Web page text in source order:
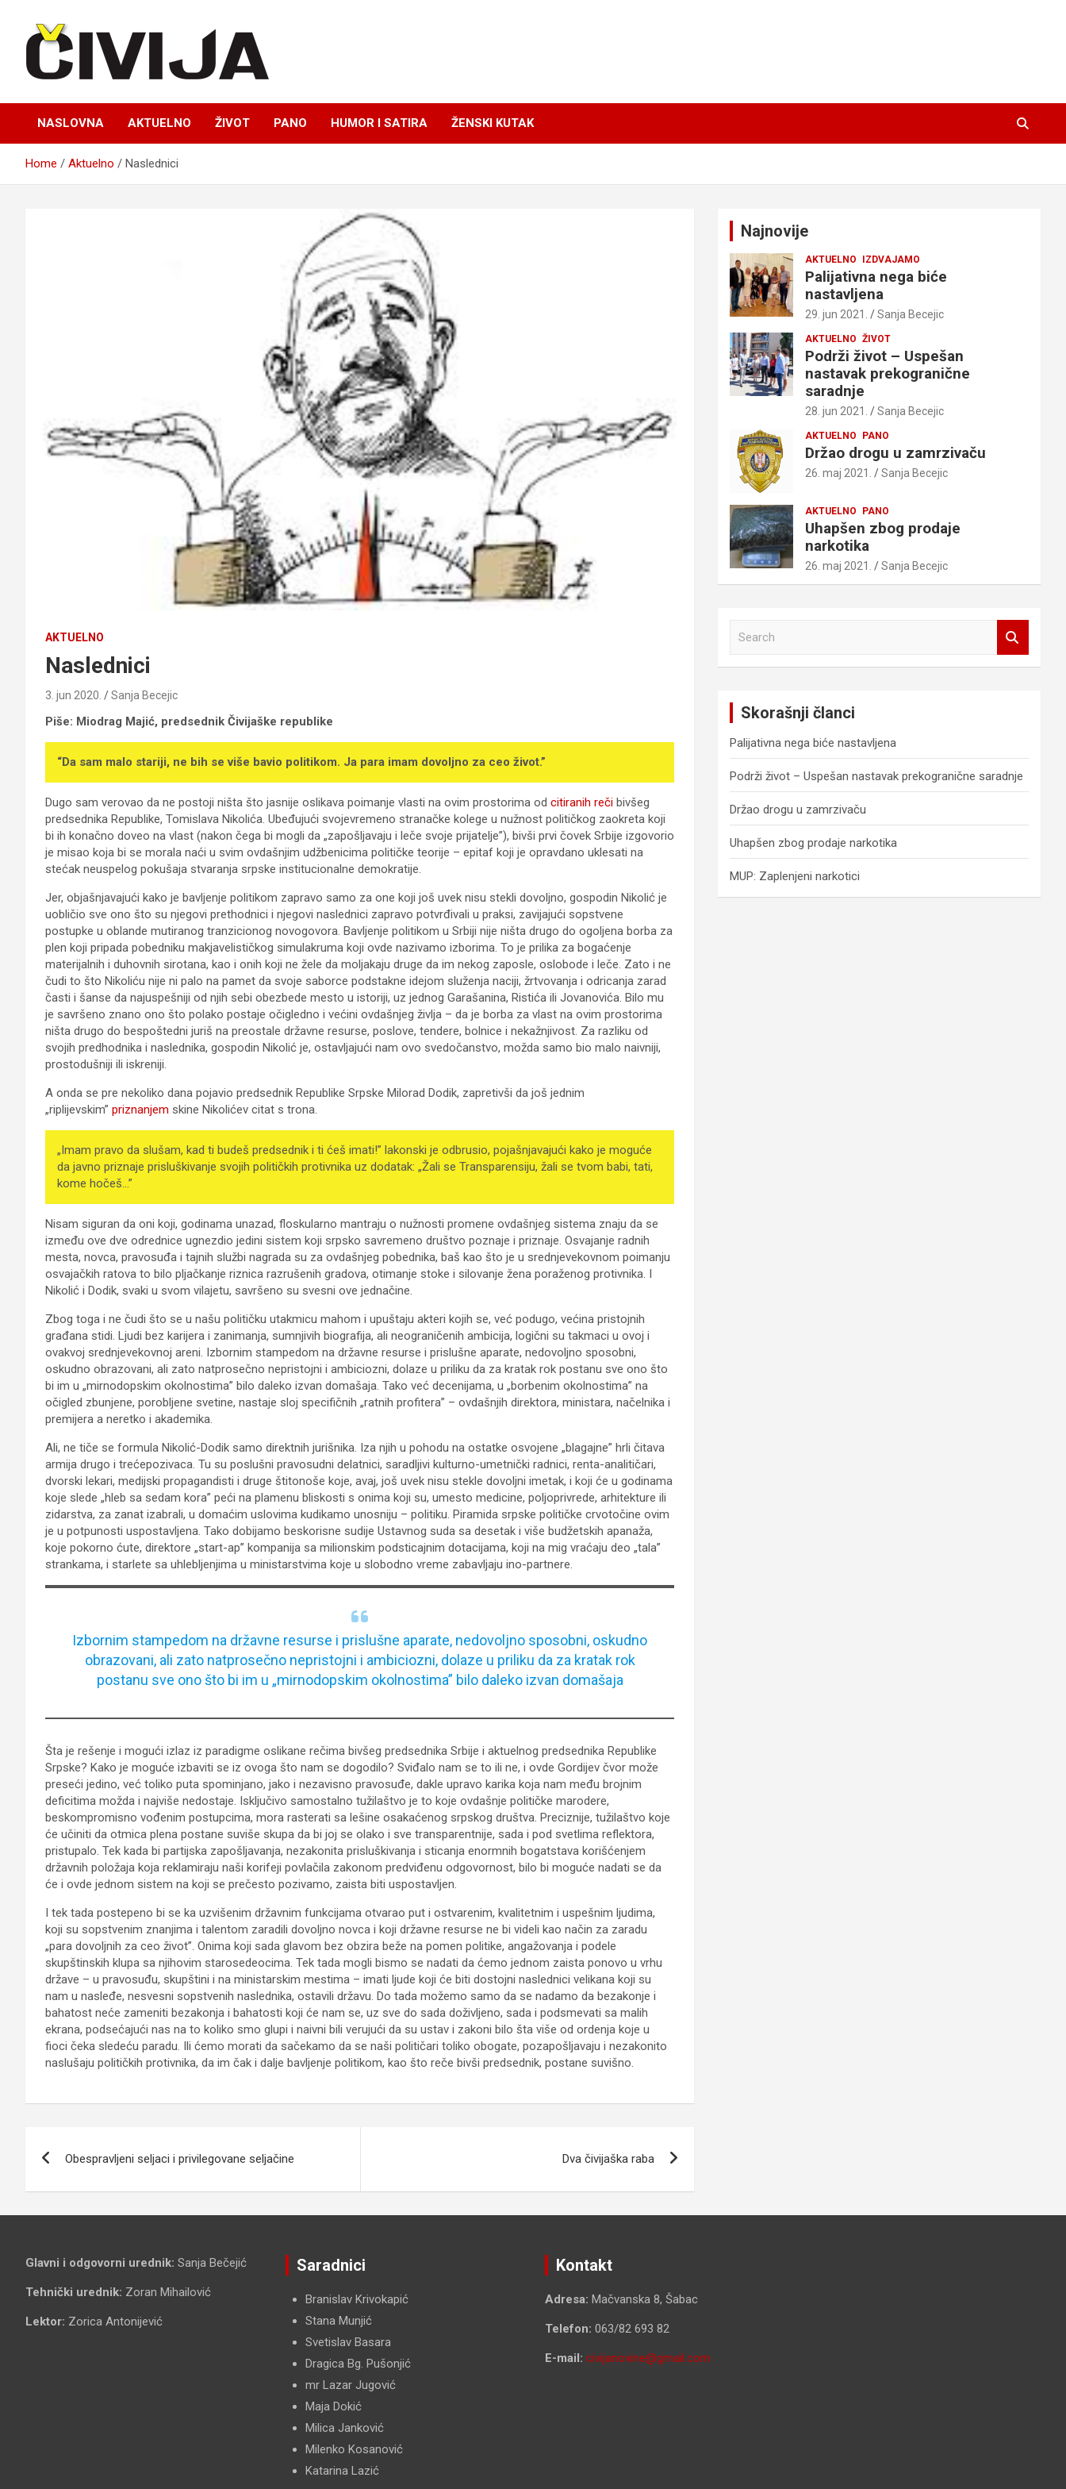
content
Čivija online
NASLOVNA AKTUELNO ŽIVOT PANO HUMOR I SATIRA ŽENSKI KUTAK
Home Aktuelno Naslednici
AKTUELNO
Naslednici
3. jun 2020. Sanja Becejic
Piše: Miodrag Majić, predsednik Čivijaške republike
“Da sam malo stariji, ne bih se više bavio politikom. Ja para imam dovoljno za ceo život.”
Dugo sam verovao da ne postoji ništa što jasnije oslikava poimanje vlasti na ovim prostorima od citiranih reči bivšeg
predsednika Republike, Tomislava Nikolića. Ubeđujući svojevremeno stranačke kolege u nužnost političkog zaokreta koji
bi ih konačno doveo na vlast (nakon čega bi mogli da „zapošljavaju i leče svoje prijatelje”), bivši prvi čovek Srbije izgovorio
je misao koja bi se morala naći u svim ovdašnjim udžbenicima političke teorije – epitaf koji je opravdano uklesati na
stećak neuspelog pokušaja stvaranja srpske institucionalne demokratije.
Jer, objašnjavajući kako je bavljenje politikom zapravo samo za one koji još uvek nisu stekli dovoljno, gospodin Nikolić je
uobličio sve ono što su njegovi prethodnici i njegovi naslednici zapravo potvrđivali u praksi, zavijajući sopstvene
postupke u oblande mutiranog tranzicionog novogovora. Bavljenje politikom u Srbiji nije ništa drugo do ogoljena borba za
plen koji pripada pobedniku makjavelističkog simulakruma koji ovde nazivamo izborima. To je prilika za bogaćenje
materijalnih i duhovnih sirotana, kao i onih koji ne žele da moljakaju druge da im nekog zaposle, oslobode i leče. Zato i ne
čudi to što Nikoliću nije ni palo na pamet da svoje saborce podstakne idejom služenja naciji, žrtvovanja i odricanja zarad
časti i šanse da najuspešniji od njih sebi obezbede mesto u istoriji, uz jednog Garašanina, Ristića ili Jovanovića. Bilo mu
je savršeno znano ono što polako postaje očigledno i većini ovdašnjeg življa – da je borba za vlast na ovim prostorima
ništa drugo do bespoštedni juriš na preostale državne resurse, poslove, tendere, bolnice i nekažnjivost. Za razliku od
svojih predhodnika i naslednika, gospodin Nikolić je, ostavljajući nam ovo svedočanstvo, možda samo bio malo naivniji,
prostodušniji ili iskreniji.
A onda se pre nekoliko dana pojavio predsednik Republike Srpske Milorad Dodik, zapretivši da još jednim
„riplijevskim” priznanjem skine Nikolićev citat s trona.
„Imam pravo da slušam, kad ti budeš predsednik i ti ćeš imati!” lakonski je odbrusio, pojašnjavajući kako je moguće
da javno priznaje prisluškivanje svojih političkih protivnika uz dodatak: „Žali se Transparensiju, žali se tvom babi, tati,
kome hočeš…”
Nisam siguran da oni koji, godinama unazad, floskularno mantraju o nužnosti promene ovdašnjeg sistema znaju da se
između ove dve odrednice ugnezdio jedini sistem koji srpsko savremeno društvo poznaje i priznaje. Osvajanje radnih
mesta, novca, pravosuđa i tajnih službi nagrada su za ovdašnjeg pobednika, baš kao što je u srednjevekovnom poimanju
osvajačkih ratova to bilo pljačkanje riznica razrušenih gradova, otimanje stoke i silovanje žena poraženog protivnika. I
Nikolić i Dodik, svaki u svom vilajetu, savršeno su svesni ove jednačine.
Zbog toga i ne čudi što se u našu političku utakmicu mahom i upuštaju akteri kojih se, već podugo, većina pristojnih
građana stidi. Ljudi bez karijera i zanimanja, sumnjivih biografija, ali neograničenih ambicija, logični su takmaci u ovoj i
ovakvoj srednjevekovnoj areni. Izbornim stampedom na državne resurse i prislušne aparate, nedovoljno sposobni,
oskudno obrazovani, ali zato natprosečno nepristojni i ambiciozni, dolaze u priliku da za kratak rok postanu sve ono što
bi im u „mirnodopskim okolnostima” bilo daleko izvan domašaja. Tako već decenijama, u „borbenim okolnostima” na
očigled zbunjene, porobljene svetine, nastaje sloj specifičnih „ratnih profitera” – ovdašnjih direktora, ministara, načelnika i
premijera a neretko i akademika.
Ali, ne tiče se formula Nikolić-Dodik samo direktnih jurišnika. Iza njih u pohodu na ostatke osvojene „blagajne” hrli čitava
armija drugo i trećepozivaca. Tu su poslušni pravosudni delatnici, saradljivi kulturno-umetnički radnici, renta-analitičari,
dvorski lekari, medijski propagandisti i druge štitonoše koje, avaj, još uvek nisu stekle dovoljni imetak, i koji će u godinama
koje slede „hleb sa sedam kora” peći na plamenu bliskosti s onima koji su, umesto medicine, poljoprivrede, arhitekture ili
zidarstva, za zanat izabrali, u domaćim uslovima kudikamo unosniju – politiku. Piramida srpske političke crvotočine ovim
je u potpunosti uspostavljena. Tako dobijamo beskorisne sudije Ustavnog suda sa desetak i više budžetskih apanaža,
koje pokorno ćute, direktore „start-ap” kompanija sa milionskim podsticajnim dotacijama, koji na mig vraćaju deo „tala”
strankama, i starlete sa uhlebljenjima u ministarstvima koje u slobodno vreme zabavljaju ino-partnere.
Izbornim stampedom na državne resurse i prislušne aparate, nedovoljno sposobni, oskudno
obrazovani, ali zato natprosečno nepristojni i ambiciozni, dolaze u priliku da za kratak rok
postanu sve ono što bi im u „mirnodopskim okolnostima” bilo daleko izvan domašaja
Šta je rešenje i mogući izlaz iz paradigme oslikane rečima bivšeg predsednika Srbije i aktuelnog predsednika Republike
Srpske? Kako je moguće izbaviti se iz ovoga što nam se dogodilo? Sviđalo nam se to ili ne, i ovde Gordijev čvor može
preseći jedino, već toliko puta spominjano, jako i nezavisno pravosuđe, dakle upravo karika koja nam među brojnim
deficitima možda i najviše nedostaje. Isključivo samostalno tužilaštvo je to koje ovdašnje političke marodere,
beskompromisno vođenim postupcima, mora rasterati sa lešine osakaćenog srpskog društva. Preciznije, tužilaštvo koje
će učiniti da otmica plena postane suviše skupa da bi joj se olako i sve transparentnije, sada i pod svetlima reflektora,
pristupalo. Tek kada bi partijska zapošljavanja, nezakonita prisluškivanja i sticanja enormnih bogatstava korišćenjem
državnih položaja koja reklamiraju naši korifeji povlačila zakonom predviđenu odgovornost, bilo bi moguće nadati se da
će i ovde jednom sistem na koji se prečesto pozivamo, zaista biti uspostavljen.
I tek tada postepeno bi se ka uzvišenim državnim funkcijama otvarao put i ostvarenim, kvalitetnim i uspešnim ljudima,
koji su sopstvenim znanjima i talentom zaradili dovoljno novca i koji državne resurse ne bi videli kao način za zaradu
„para dovoljnih za ceo život”. Onima koji sada glavom bez obzira beže na pomen politike, angažovanja i podele
skupštinskih klupa sa njihovim starosedeocima. Tek tada mogli bismo se nadati da ćemo jednom zaista ponovo u vrhu
države – u pravosuđu, skupštini i na ministarskim mestima – imati ljude koji će biti dostojni naslednici velikana koji su
nam u nasleđe, nesvesni sopstvenih naslednika, ostavili državu. Do tada možemo samo da se nadamo da bezakonje i
bahatost neće zameniti bezakonja i bahatosti koji će nam se, uz sve do sada doživljeno, sada i podsmevati sa malih
ekrana, podsećajući nas na to koliko smo glupi i naivni bili verujući da su ustav i zakoni bilo šta više od ordenja koje u
fioci čeka sledeću paradu. Ili ćemo morati da sačekamo da se naši političari toliko obogate, pozapošljavaju i nezakonito
naslušaju političkih protivnika, da im čak i dalje bavljenje politikom, kao što reče bivši predsednik, postane suvišno.
članka
Obespravljeni seljaci i privilegovane seljačine Dva čivijaška raba
Najnovije
AKTUELNO IZDVAJAMO
Palijativna nega biće
nastavljena
29. jun 2021. Sanja Becejic
AKTUELNO ŽIVOT
Podrži život – Uspešan
nastavak prekogranične
saradnje
28. jun 2021. Sanja Becejic
AKTUELNO PANO
Držao drogu u zamrzivaču
26. maj 2021. Sanja Becejic
AKTUELNO PANO
Uhapšen zbog prodaje
narkotika
26. maj 2021. Sanja Becejic
Skorašnji članci
Palijativna nega biće nastavljena
Podrži život – Uspešan nastavak prekogranične saradnje
Držao drogu u zamrzivaču
Uhapšen zbog prodaje narkotika
MUP: Zaplenjeni narkotici
Glavni i odgovorni urednik: Sanja Bečejić
Tehnički urednik: Zoran Mihailović
Lektor: Zorica Antonijević
Saradnici
Branislav Krivokapić
Stana Munjić
Svetislav Basara
Dragica Bg. Pušonjić
mr Lazar Jugović
Maja Dokić
Milica Janković
Milenko Kosanović
Katarina Lazić
Kontakt
Adresa: Mačvanska 8, Šabac
Telefon: 063/82 693 82
E-mail: civijanovine@gmail.com